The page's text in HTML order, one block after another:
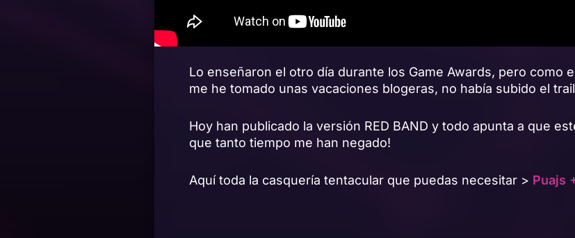
Lo enseñaron el otro día durante los Game Awards, pero como
me he tomado unas vacaciones blogeras, no había subido el
Hoy han publicado la versión RED BAND y todo apunta a que
que tanto tiempo me han negado!
Aquí toda la casquería tentacular que puedas necesitar > Puajs